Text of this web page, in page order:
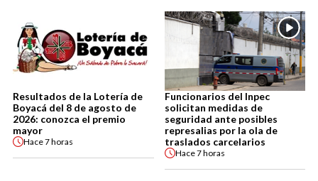
Resultados de la Lotería de
Boyacá del 8 de agosto de
2026: conozca el premio
mayor
Hace7 horas
Funcionarios del Inpec
solicitan medidas de
seguridad ante posibles
represalias por la ola de
traslados carcelarios
Hace7 horas